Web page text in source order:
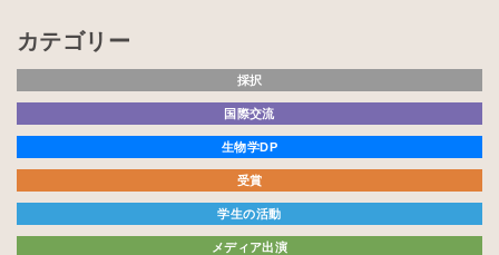
カテゴリー
採択
国際交流
生物学DP
受賞
学生の活動
メディア出演